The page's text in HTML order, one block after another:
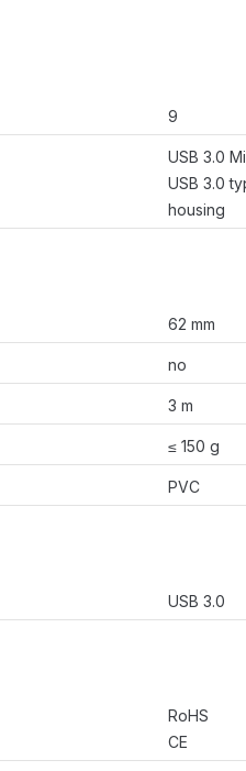
9
USB 3.0
USB 3.0
housing
62 mm
no
3 m
≤ 150 g
PVC
USB 3.0
RoHS
CE